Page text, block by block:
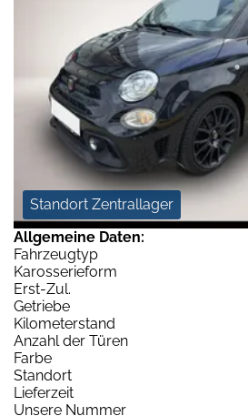
Standort Zentrallager
Allgemeine Daten:
Fahrzeugtyp
Karosserieform
Erst-Zul.
Getriebe
Kilometerstand
Anzahl der Türen
Farbe
Standort
Lieferzeit
Unsere Nummer